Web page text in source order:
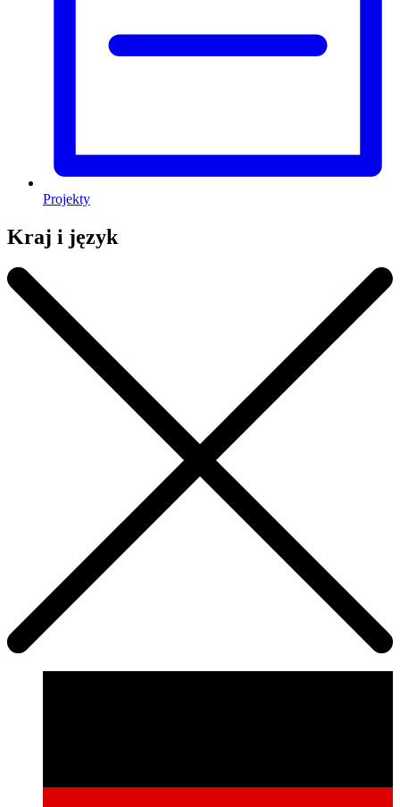
Projekty
Kraj i język